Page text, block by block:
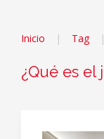
Inicio Tag
¿Qué es el